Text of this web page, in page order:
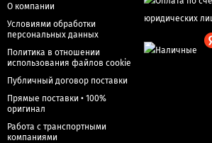
О компании
Условиями обработки
персональных данных
Политика в отношении
использования файлов cookie
Публичный договор поставки
Прямые поставки • 100%
оригинал
Работа с транспортными
компаниями